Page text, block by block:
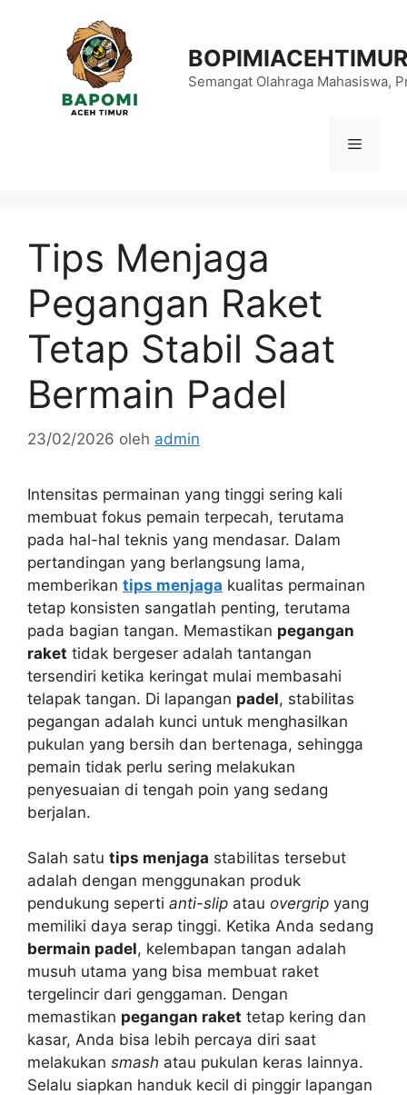
BOPIMIACEHTIMUR
Semangat Olahraga Mahasiswa,
Menu
Tips Menjaga
Pegangan Raket
Tetap Stabil Saat
Bermain Padel
23/02/2026 oleh admin
Intensitas permainan yang tinggi sering kali
membuat fokus pemain terpecah, terutama
pada hal-hal teknis yang mendasar. Dalam
pertandingan yang berlangsung lama,
memberikan tips menjaga kualitas permainan
tetap konsisten sangatlah penting, terutama
pada bagian tangan. Memastikan pegangan
raket tidak bergeser adalah tantangan
tersendiri ketika keringat mulai membasahi
telapak tangan. Di lapangan padel, stabilitas
pegangan adalah kunci untuk menghasilkan
pukulan yang bersih dan bertenaga, sehingga
pemain tidak perlu sering melakukan
penyesuaian di tengah poin yang sedang
berjalan.
Salah satu tips menjaga stabilitas tersebut
adalah dengan menggunakan produk
pendukung seperti anti-slip atau overgrip yang
memiliki daya serap tinggi. Ketika Anda sedang
bermain padel, kelembapan tangan adalah
musuh utama yang bisa membuat raket
tergelincir dari genggaman. Dengan
memastikan pegangan raket tetap kering dan
kasar, Anda bisa lebih percaya diri saat
melakukan smash atau pukulan keras lainnya.
Selalu siapkan handuk kecil di pinggir lapangan